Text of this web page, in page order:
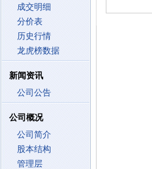
成交明细
分价表
历史行情
龙虎榜数据
新闻资讯
公司公告
公司概况
公司简介
股本结构
管理层